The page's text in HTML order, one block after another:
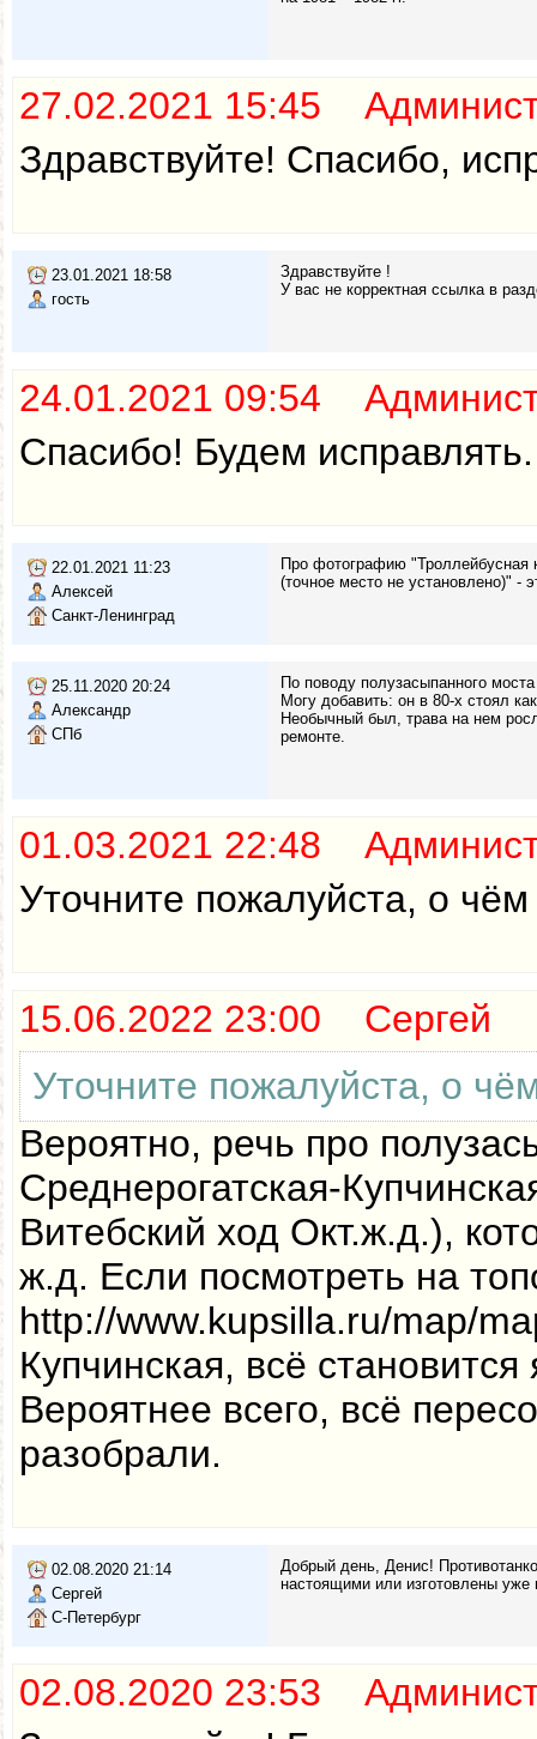
27.02.2021 15:45
Здравствуйте! Спасибо,
23.01.2021 18:58
гость
Здравствуйте !
У вас не корректная ссылка в
24.01.2021 09:54
Спасибо! Будем исправлять.
22.01.2021 11:23
Алексей
Санкт-Ленинград
Про фотографию "Троллейбусная
(точное место не установлено)" -
25.11.2020 20:24
Александр
СПб
По поводу полузасыпанного
Могу добавить: он в 80-х стоял
Необычный был, трава на нем
ремонте.
01.03.2021 22:48
Уточните пожалуйста, о
15.06.2022 23:00 Сергей
Уточните пожалуйста, о
Вероятно, речь про
Среднерогатская-
Витебский ход Окт.ж.д.),
ж.д. Если посмотреть на
http://www.kupsilla.ru/map/
Купчинская, всё
Вероятнее всего, всё
разобрали.
02.08.2020 21:14
Сергей
С-Петербург
Добрый день, Денис!
настоящими или изготовлены
02.08.2020 23:53